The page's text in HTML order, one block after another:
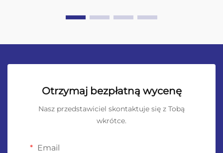
Otrzymaj bezpłatną wycenę
Nasz przedstawiciel skontaktuje się z Tobą
wkrótce.
Email